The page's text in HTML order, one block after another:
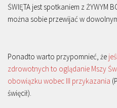
ŚWIĘTA jest spotkaniem z ŻYWYM
można sobie przewijać w
Ponadto warto przypomnieć, że
zdrowotnych to oglądanie Mszy
obowiązku wobec III przykazania
święcił).